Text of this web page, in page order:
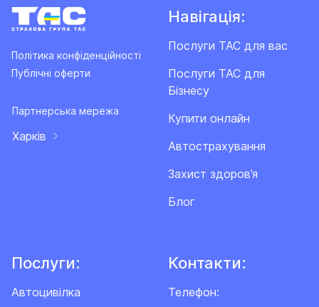
Політика конфіденційності
Публічні оферти
Партнерська мережа
Харків
Навігація:
Послуги ТАС для вас
Послуги ТАС для
Бізнесу
Купити онлайн
Автострахування
Захист здоров’я
Блог
Послуги:
Автоцивілка
Контакти:
Телефон: